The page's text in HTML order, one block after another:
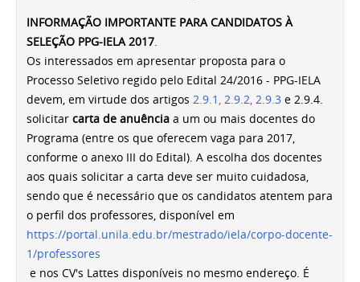
INFORMAÇÃO IMPORTANTE PARA CANDIDATOS À
SELEÇÃO PPG-IELA 2017
Os interessados em apresentar proposta para o
Processo Seletivo regido pelo Edital 24/2016 - PPG-IELA
devem, em virtude dos artigos 2.9.1, 2.9.2, 2.9.3 e 2.9.4.
solicitarcarta de anuência a um ou mais docentes do
Programa (entre os que oferecem vaga para 2017,
conforme o anexo III do Edital). A escolha dos docentes
aos quais solicitar a carta deve ser muito cuidadosa,
sendo que é necessário que os candidatos atentem para
o perfil dos professores, disponível em
https://portal.unila.edu.br/mestrado/iela/corpo-docente-
1/professores
e nos CV's Lattes disponíveis no mesmo endereço. É